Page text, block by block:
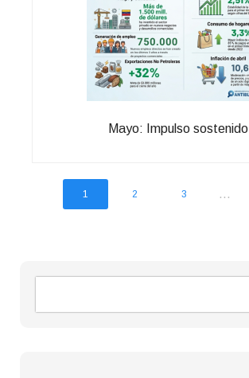
Mayo: Impulso sostenido
1 2 3 ...